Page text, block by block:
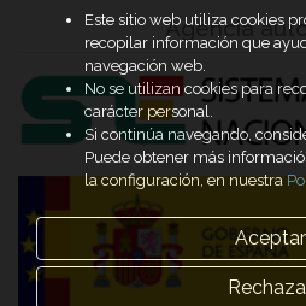
Agencia
Este sitio web utiliza cookies
recopilar información que
navegación web.
No se utilizan cookies para
carácter personal.
Si continúa navegando,
Puede obtener más
la configuración, en nuestra
Aceptar